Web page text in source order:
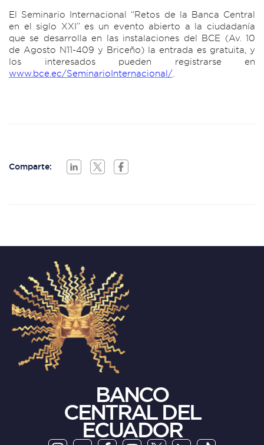
El Seminario Internacional “Retos de la Banca Central
en el siglo XXI” es un evento abierto a la ciudadanía
que se desarrolla en las instalaciones del BCE (Av. 10
de Agosto N11-409 y Briceño) la entrada es gratuita, y
los interesados pueden registrarse en
www.bce.ec/SeminarioInternacional/
Comparte:
BANCO
CENTRAL DEL
ECUADOR